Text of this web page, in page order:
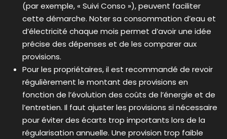
(par exemple, « Suivi Conso »), peuvent faciliter
cette démarche. Noter sa consommation d’eau et
d’électricité chaque mois permet d’avoir une idée
précise des dépenses et de les comparer aux
provisions.
Pour les propriétaires, il est recommandé de revoir
régulièrement le montant des provisions en
fonction de l’évolution des coûts de l’énergie et de
l’entretien. Il faut ajuster les provisions si nécessaire
pour éviter des écarts trop importants lors de la
régularisation annuelle. Une provision trop faible